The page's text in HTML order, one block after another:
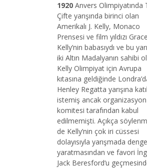
1920 Anvers Olimpiyatında
Çifte yarışında birinci olan
Amerikalı J. Kelly, Monaco
Prensesi ve film yıldızı Grace
Kelly’nin babasıydı ve bu
iki Altın Madalyanın sahibi
Kelly Olimpiyat için Avrupa
kıtasına geldiğinde
Henley Regatta yarışına
istemiş ancak organizasyon
komitesi tarafından kabul
edilmemişti. Açıkça
de Kelly’nin çok iri cüssesi
dolayısıyla yarışmada
yaratmasından ve favori
Jack Beresford‘u